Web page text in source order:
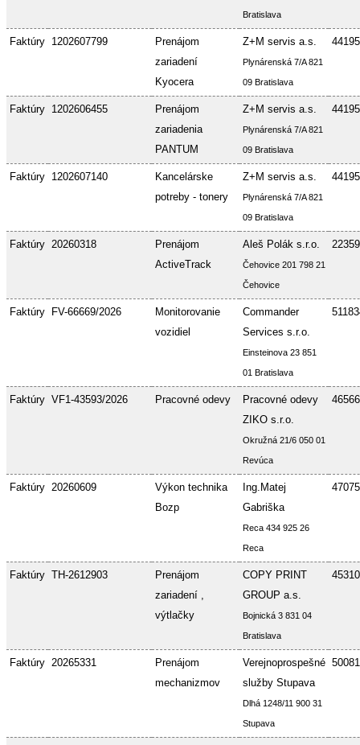
Bratislava
Faktúry 1202607799
Prenájom
zariadení
Kyocera
Z+M servis a.s.
Plynárenská 7/A 821
09 Bratislava
Faktúry 1202606455
Prenájom
zariadenia
PANTUM
Z+M servis a.s.
Plynárenská 7/A 821
09 Bratislava
Faktúry 1202607140
Kancelárske
potreby - tonery
Z+M servis a.s.
Plynárenská 7/A 821
09 Bratislava
Faktúry 20260318
Prenájom
ActiveTrack
Aleš Polák s.r.o.
Čehovice 201 798 21
Čehovice
Faktúry FV-66669/2026
Monitorovanie
vozidiel
Commander
Services s.r.o.
Einsteinova 23 851
01 Bratislava
Faktúry VF1-43593/2026 Pracovné odevy
Pracovné odevy
ZIKO s.r.o.
Okružná 21/6 050 01
Revúca
Faktúry 20260609
Výkon technika
Bozp
Ing.Matej
Gabriška
Reca 434 925 26
Reca
Faktúry TH-2612903
Prenájom
zariadení ,
výtlačky
COPY PRINT
GROUP a.s.
Bojnická 3 831 04
Bratislava
Faktúry 20265331
Prenájom
mechanizmov
Verejnoprospešné
služby Stupava
Dlhá 1248/11 900 31
Stupava